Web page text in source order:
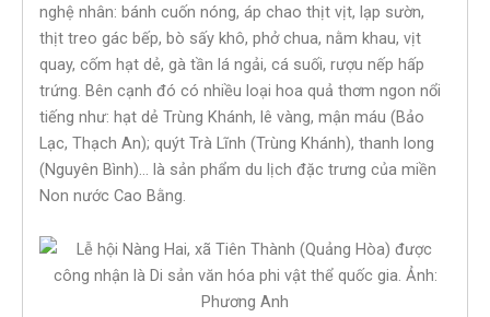
nghệ nhân: bánh cuốn nóng, áp chao thịt vịt, lạp sườn,
thịt treo gác bếp, bò sấy khô, phở chua, nằm khau, vịt
quay, cốm hạt dẻ, gà tần lá ngải, cá suối, rượu nếp hấp
trứng. Bên cạnh đó có nhiều loại hoa quả thơm ngon nổi
tiếng như: hạt dẻ Trùng Khánh, lê vàng, mận máu (Bảo
Lạc, Thạch An); quýt Trà Lĩnh (Trùng Khánh), thanh long
(Nguyên Bình)… là sản phẩm du lịch đặc trưng của miền
Non nước Cao Bằng.